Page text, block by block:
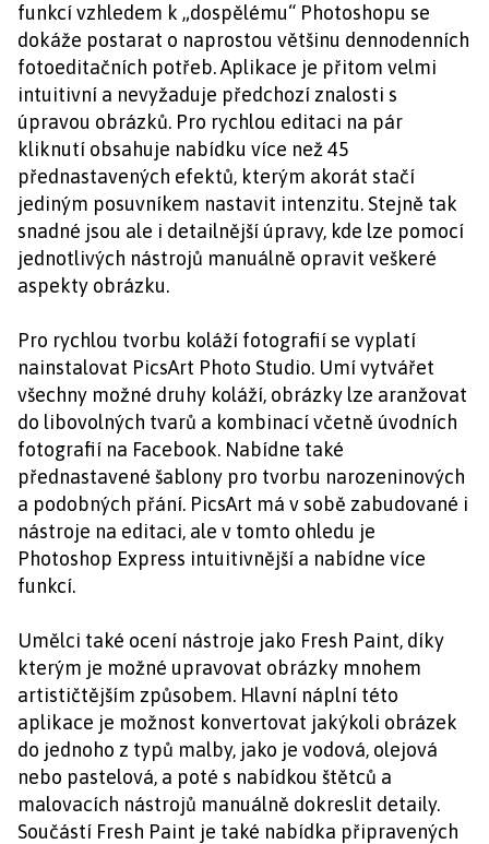
funkcí vzhledem k „dospělému“ Photoshopu se
dokáže postarat o naprostou většinu dennodenních
fotoeditačních potřeb. Aplikace je přitom velmi
intuitivní a nevyžaduje předchozí znalosti s
úpravou obrázků. Pro rychlou editaci na pár
kliknutí obsahuje nabídku více než 45
přednastavených efektů, kterým akorát stačí
jediným posuvníkem nastavit intenzitu. Stejně tak
snadné jsou ale i detailnější úpravy, kde lze pomocí
jednotlivých nástrojů manuálně opravit veškeré
aspekty obrázku.
Pro rychlou tvorbu koláží fotografií se vyplatí
nainstalovat PicsArt Photo Studio. Umí vytvářet
všechny možné druhy koláží, obrázky lze aranžovat
do libovolných tvarů a kombinací včetně úvodních
fotografií na Facebook. Nabídne také
přednastavené šablony pro tvorbu narozeninových
a podobných přání. PicsArt má v sobě zabudované i
nástroje na editaci, ale v tomto ohledu je
Photoshop Express intuitivnější a nabídne více
funkcí.
Umělci také ocení nástroje jako Fresh Paint, díky
kterým je možné upravovat obrázky mnohem
artističtějším způsobem. Hlavní náplní této
aplikace je možnost konvertovat jakýkoli obrázek
do jednoho z typů malby, jako je vodová, olejová
nebo pastelová, a poté s nabídkou štětců a
malovacích nástrojů manuálně dokreslit detaily.
Součástí Fresh Paint je také nabídka připravených